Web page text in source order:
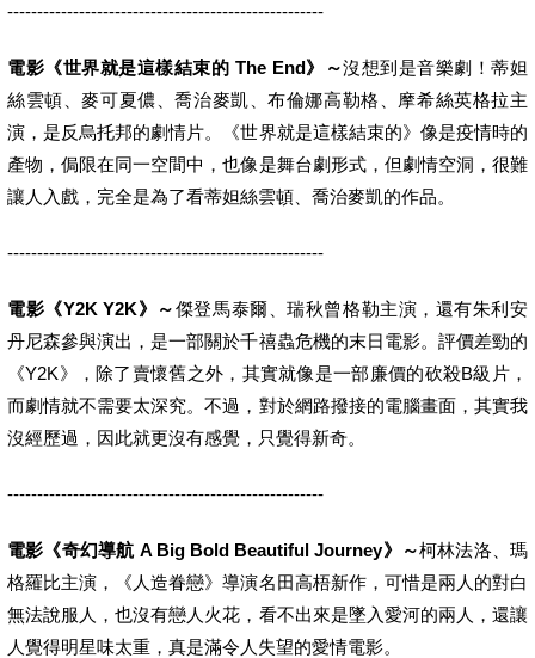
-----------------------------------------------------
電影《世界就是這樣結束的 The End》～沒想到是音樂劇！蒂妲
絲雲頓、麥可夏儂、喬治麥凱、布倫娜高勒格、摩希絲英格拉主
演，是反烏托邦的劇情片。《世界就是這樣結束的》像是疫情時的
產物，侷限在同一空間中，也像是舞台劇形式，但劇情空洞，很難
讓人入戲，完全是為了看蒂妲絲雲頓、喬治麥凱的作品。
-----------------------------------------------------
電影《Y2K Y2K》～傑登馬泰爾、瑞秋曾格勒主演，還有朱利安
丹尼森參與演出，是一部關於千禧蟲危機的末日電影。評價差勁的
《Y2K》，除了賣懷舊之外，其實就像是一部廉價的砍殺B級片，
而劇情就不需要太深究。不過，對於網路撥接的電腦畫面，其實我
沒經歷過，因此就更沒有感覺，只覺得新奇。
-----------------------------------------------------
電影《奇幻導航 A Big Bold Beautiful Journey》～柯林法洛、瑪
格羅比主演，《人造眷戀》導演名田高梧新作，可惜是兩人的對白
無法說服人，也沒有戀人火花，看不出來是墜入愛河的兩人，還讓
人覺得明星味太重，真是滿令人失望的愛情電影。